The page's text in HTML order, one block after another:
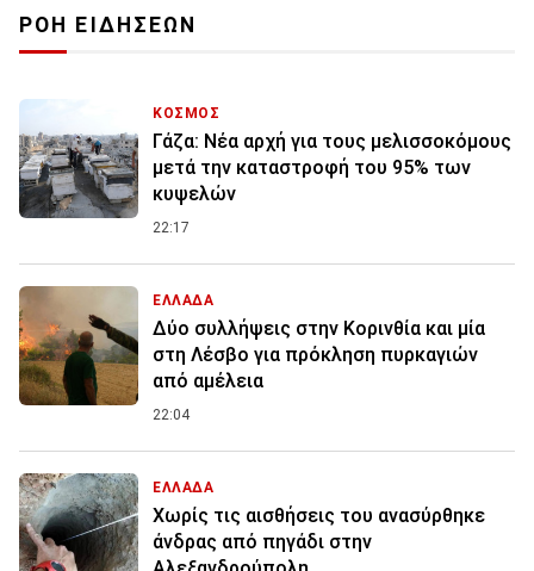
ΡΟΗ ΕΙΔΗΣΕΩΝ
ΚΟΣΜΟΣ
Γάζα: Νέα αρχή για τους μελισσοκόμους
μετά την καταστροφή του 95% των
κυψελών
22:17
ΕΛΛΑΔΑ
Δύο συλλήψεις στην Κορινθία και μία
στη Λέσβο για πρόκληση πυρκαγιών
από αμέλεια
22:04
ΕΛΛΑΔΑ
Χωρίς τις αισθήσεις του ανασύρθηκε
άνδρας από πηγάδι στην